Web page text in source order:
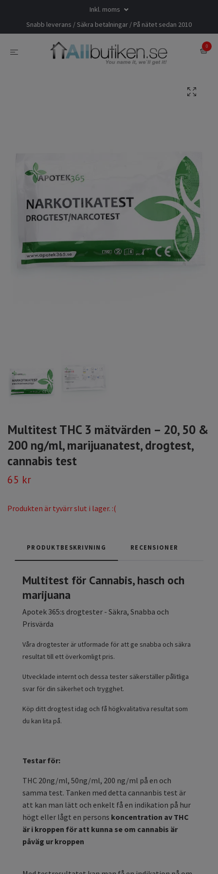
Inkl. moms
Snabb leverans / Säkra betalningar / På nätet sedan 2010
0
Multitest THC 3 mätvärden – 20, 50 &
200 ng/ml, marijuanatest, drogtest,
cannabis test
65 kr
Produkten är tyvärr slut i lager. :(
PRODUKTBESKRIVNING RECENSIONER
Multitest för Cannabis, hasch och
marijuana
Apotek 365:s drogtester - Säkra, Snabba och
Prisvärda
Våra drogtester är utformade för att ge snabba och säkra
resultat till ett överkomligt pris.
Utvecklade internt och dessa tester säkerställer pålitliga
svar för din säkerhet och trygghet.
Köp ditt drogtest idag och få högkvalitativa resultat som
du kan lita på.
Testar för:
THC 20ng/ml, 50ng/ml, 200 ng/ml på en och
samma test. Tanken med detta cannanbis test är
att kan man lätt och enkelt få en indikation på hur
högt eller lågt en persons koncentration av THC
är i kroppen för att kunna se om cannabis är
påväg ur kroppen